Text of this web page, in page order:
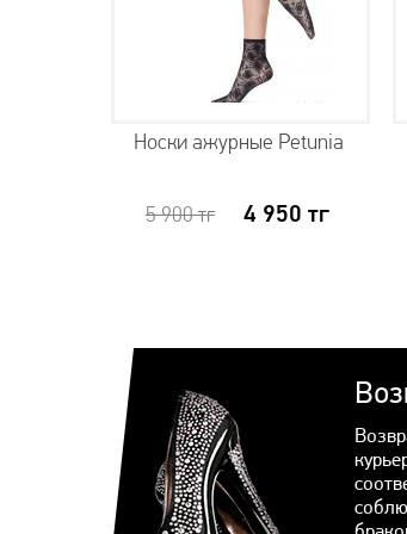
Носки ажурные Petunia
5 900тг 4 950 тг